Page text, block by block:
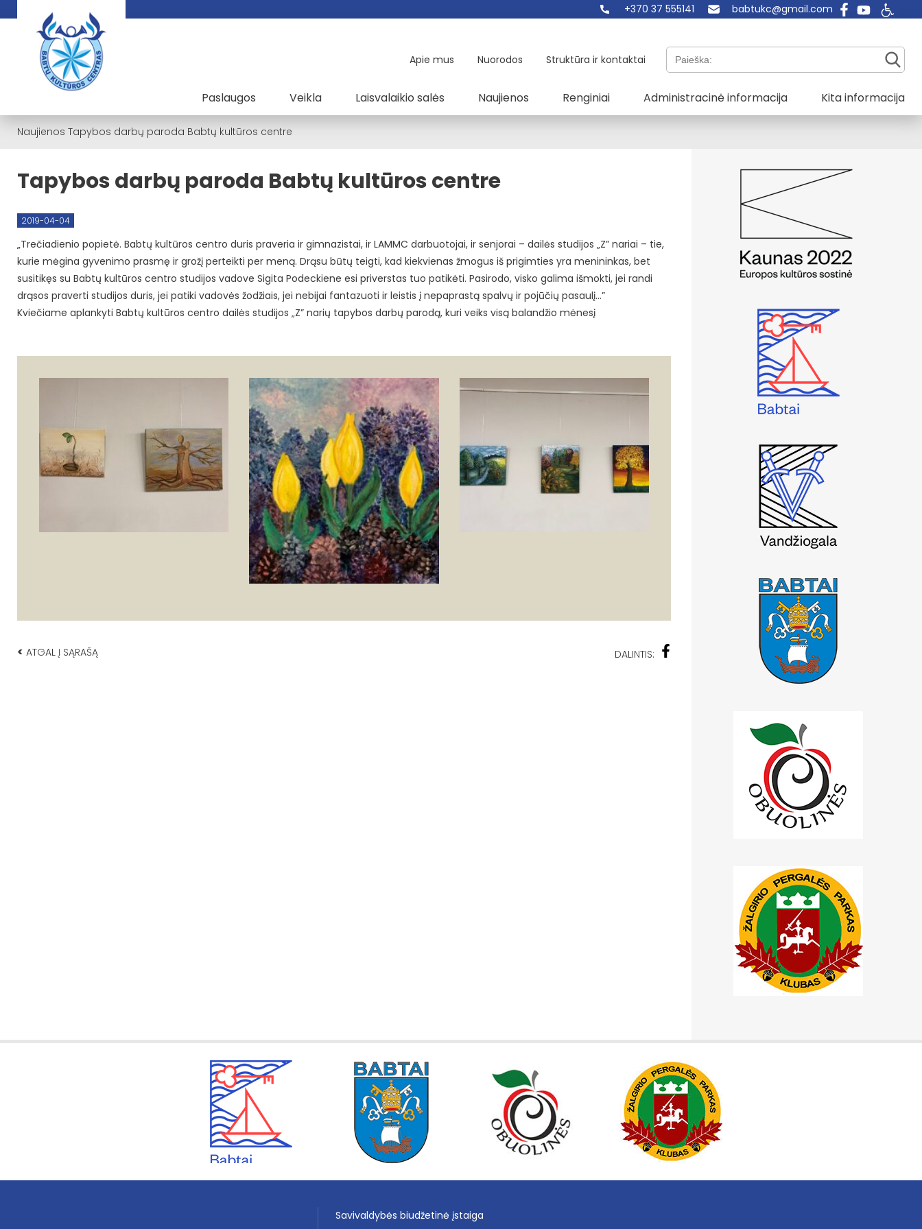
+370 37 555141 babtukc@gmail.com
Apie mus Nuorodos Struktūra ir kontaktai Paieška:
Paslaugos Veikla Laisvalaikio salės Naujienos Renginiai Administracinė informacija Kita informacija
Naujienos Tapybos darbų paroda Babtų kultūros centre
Tapybos darbų paroda Babtų kultūros centre
2019-04-04
„Trečiadienio popietė. Babtų kultūros centro duris praveria ir gimnazistai, ir LAMMC darbuotojai, ir senjorai – dailės studijos „Z” nariai – tie,
kurie mėgina gyvenimo prasmę ir grožį perteikti per meną. Drąsu būtų teigti, kad kiekvienas žmogus iš prigimties yra menininkas, bet
susitikęs su Babtų kultūros centro studijos vadove Sigita Podeckiene esi priverstas tuo patikėti. Pasirodo, visko galima išmokti, jei randi
drąsos praverti studijos duris, jei patiki vadovės žodžiais, jei nebijai fantazuoti ir leistis į nepaprastą spalvų ir pojūčių pasaulį…”
Kviečiame aplankyti Babtų kultūros centro dailės studijos „Z” narių tapybos darbų parodą, kuri veiks visą balandžio mėnesį
< ATGAL Į SĄRAŠĄ DALINTIS:
Savivaldybės biudžetinė įstaiga